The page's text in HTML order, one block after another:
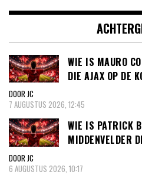
WIE IS MAURO
DIE AJAX OP DE
DOOR JC
7 AUGUSTUS 2026, 12:45
WIE IS PATRICK
MIDDENVELDER
DOOR JC
6 AUGUSTUS 2026, 10:17